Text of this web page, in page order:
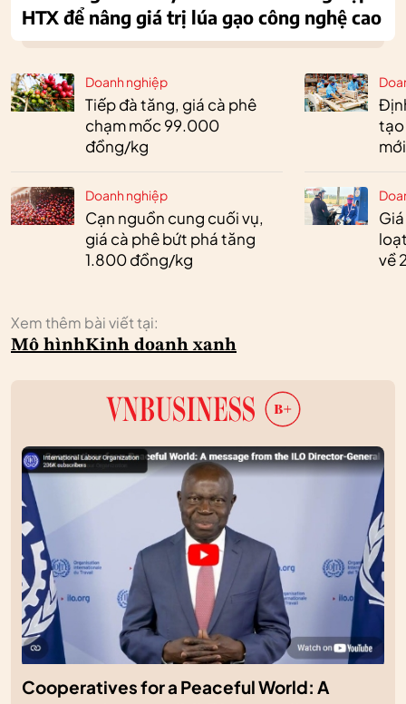
Doanh nghiệp
Tiếp đà tăng, giá cà phê
chạm mốc 99.000
đồng/kg
Doanh nghiệp
Cạn nguồn cung cuối vụ,
giá cà phê bứt phá tăng
1.800 đồng/kg
tạo
về
Xem thêm bài viết tại:
Mô hìnhKinh doanh xanh
HTX để nâng giá trị lúa gạo công nghệ cao
Cooperatives for a Peaceful World: A